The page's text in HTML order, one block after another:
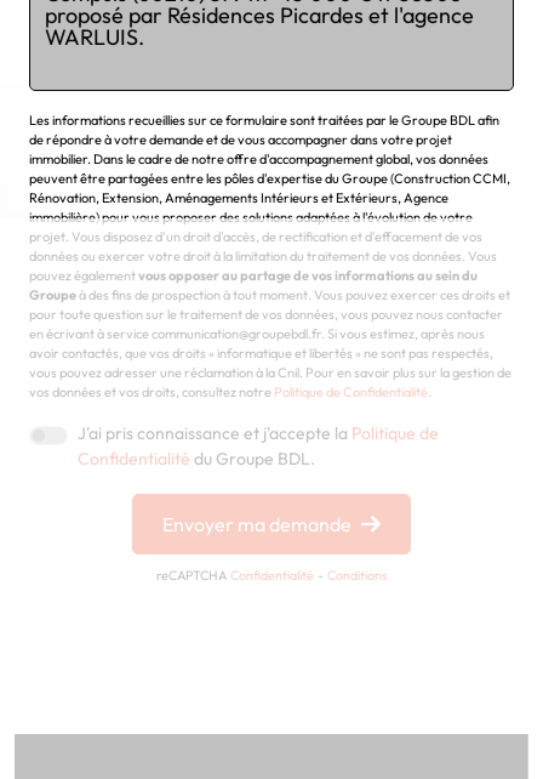
Chargement...
Les informations recueillies sur ce formulaire sont traitées par le Groupe BDL afin
de répondre à votre demande et de vous accompagner dans votre projet
immobilier. Dans le cadre de notre offre d'accompagnement global, vos données
peuvent être partagées entre les pôles d'expertise du Groupe (Construction CCMI,
Rénovation, Extension, Aménagements Intérieurs et Extérieurs, Agence
immobilière) pour vous proposer des solutions adaptées à l'évolution de votre
projet. Vous disposez d'un droit d'accès, de rectification et d'effacement de vos
données ou exercer votre droit à la limitation du traitement de vos données. Vous
pouvez égalementvous opposer au partage de vos informations au sein du
Groupeà des fins de prospection à tout moment. Vous pouvez exercer ces droits et
pour toute question sur le traitement de vos données, vous pouvez nous contacter
en écrivant à service communication@groupebdl.fr. Si vous estimez, après nous
avoir contactés, que vos droits « informatique et libertés » ne sont pas respectés,
vous pouvez adresser une réclamation à la Cnil. Pour en savoir plus sur la gestion de
vos données et vos droits, consultez notre Politique de Confidentialité
J'ai pris connaissance et j'accepte la Politique de
Confidentialité du Groupe BDL.
Envoyer ma demande
reCAPTCHA Confidentialité - Conditions